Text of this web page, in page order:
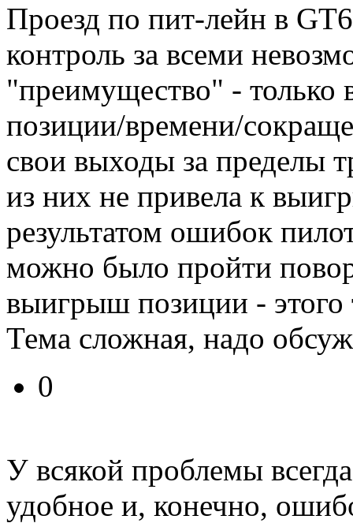
Проезд по пит-лейн в
контроль за всеми
"преимущество" -
позиции/времени/
свои выходы за пределы
из них не привела к
результатом ошибок
можно было пройти
выигрыш позиции - этого
Тема сложная, надо
0
У всякой проблемы
удобное и, конечно,